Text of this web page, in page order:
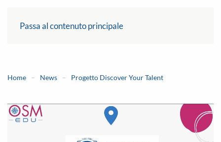
Passa al contenuto principale
Home News Progetto Discover Your Talent